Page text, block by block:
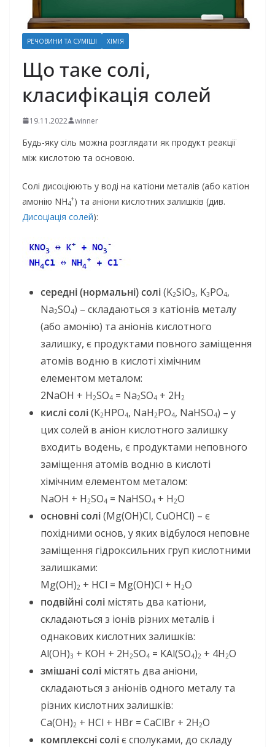
РЕЧОВИНИ ТА СУМІШІ ХІМІЯ
Що таке солі,
класифікація солей
19.11.2022 winner
Будь-яку сіль можна розглядати як продукт реакції
між кислотою та основою.
Солі дисоціюють у воді на катіони металів (або катіон
амонію NH4
+) та аніони кислотних залишків (див.
Дисоціація солей):
середні (нормальні) солі(K2SiO3, K3PO4,
Na2SO4) – складаються з катіонів металу
(або амонію) та аніонів кислотного
залишку, є продуктами повного заміщення
атомів водню в кислоті хімічним
елементом металом:
2NaOH + H2SO4 = Na2SO4 + 2H2
кислі солі(K2HPO4, NaH2PO4, NaHSO4) – у
цих солей в аніон кислотного залишку
входить водень, є продуктами неповного
заміщення атомів водню в кислоті
хімічним елементом металом:
NaOH + H2SO4 = NaHSO4 + H2O
основні солі(Mg(OH)Cl, CuOHCl) – є
похідними основ, у яких відбулося неповне
заміщення гідроксильних груп кислотними
залишками:
Mg(OH)2 + HCl = Mg(OH)Cl + H2O
подвійні солі містять два катіони,
складаються з іонів різних металів і
однакових кислотних залишків:
Al(OH)3 + KOH + 2H2SO4 = KAl(SO4)2 + 4H2O
змішані солі містять два аніони,
складаються з аніонів одного металу та
різних кислотних залишків:
Ca(OH)2 + HCl + HBr = CaClBr + 2H2O
комплексні соліє сполуками, до складу